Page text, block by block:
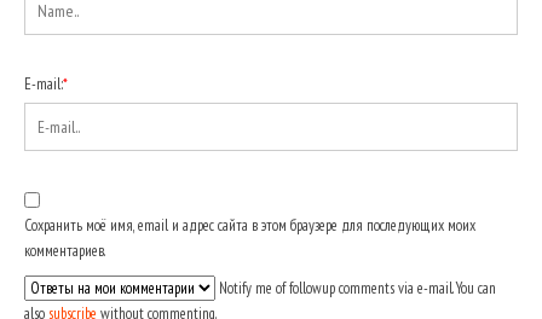
E-mail:*
Сохранить моё имя, email и адрес сайта в этом браузере для последующих моих
комментариев.
Notify me of followup comments via e-mail. You can
also subscribe without commenting.